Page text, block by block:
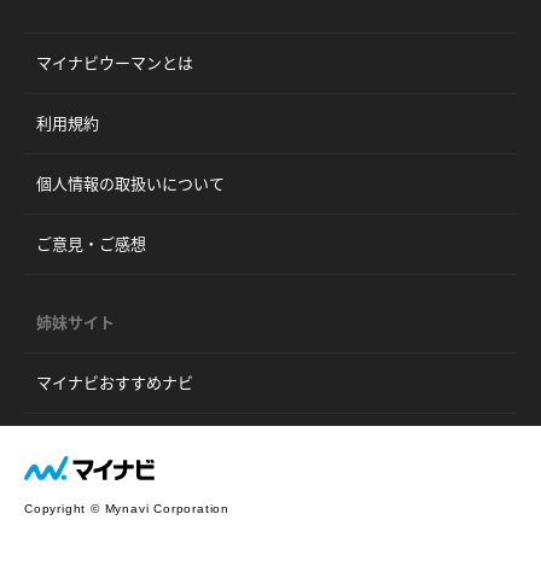
マイナビウーマンとは
利用規約
個人情報の取扱いについて
ご意見・ご感想
姉妹サイト
マイナビおすすめナビ
Copyright © Mynavi Corporation